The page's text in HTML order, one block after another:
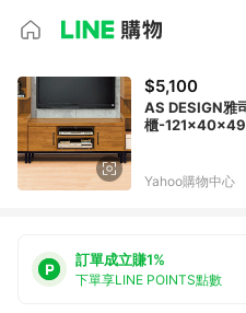
$5,100
AS DESIGN雅
櫃-
Yahoo購物中心
訂單成立賺1%
下單享LINE POINTS點數